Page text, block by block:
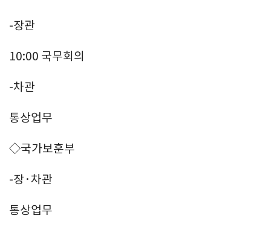
-장관
10:00 국무회의
-차관
통상업무
◇국가보훈부
-장·차관
통상업무